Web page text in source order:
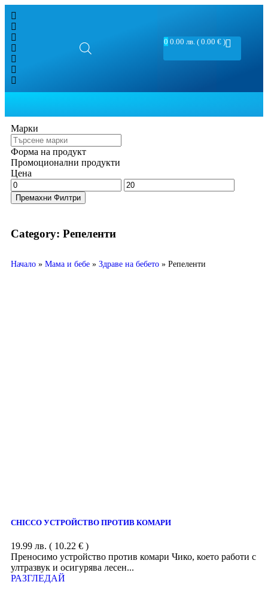
0 0.00 лв. ( 0.00 € )
Марки
Форма на продукт
Промоционални продукти
Цена
Премахни Филтри
Category: Репеленти
Начало » Мама и бебе » Здраве на бебето » Репеленти
CHICCO УСТРОЙСТВО ПРОТИВ КОМАРИ
19.99 лв. ( 10.22 € )
Преносимо устройство против комари Чико, което работи с
ултразвук и осигурява лесен...
РАЗГЛЕДАЙ